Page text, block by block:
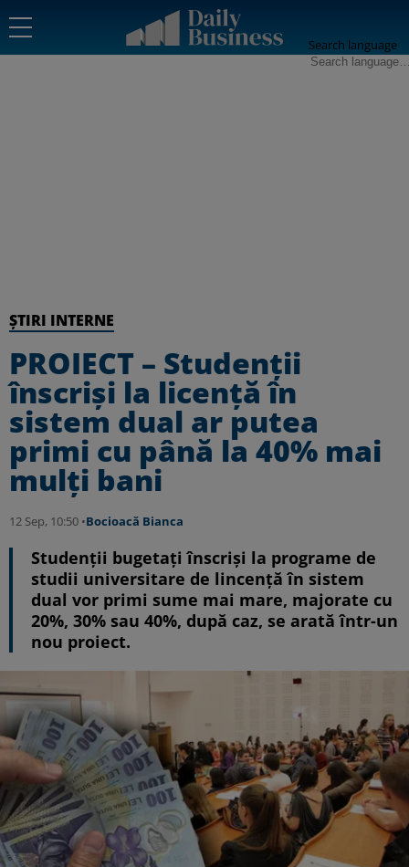
Search language
ȘTIRI INTERNE
PROIECT – Studenții
înscriși la licență în
sistem dual ar putea
primi cu până la 40% mai
mulți bani
12 Sep, 10:50 •Bocioacă Bianca
Studenții bugetați înscriși la programe de
studii universitare de lincență în sistem
dual vor primi sume mai mare, majorate cu
20%, 30% sau 40%, după caz, se arată într-un
nou proiect.